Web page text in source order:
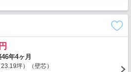
46年4ヶ月
坪）（壁芯）